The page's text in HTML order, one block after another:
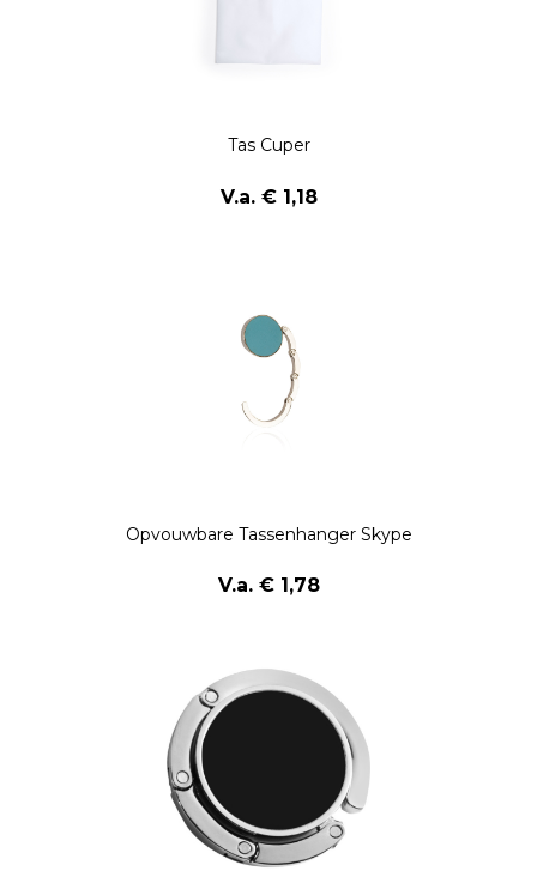
Tas Cuper
V.a. € 1,18
Opvouwbare Tassenhanger Skype
V.a. € 1,78